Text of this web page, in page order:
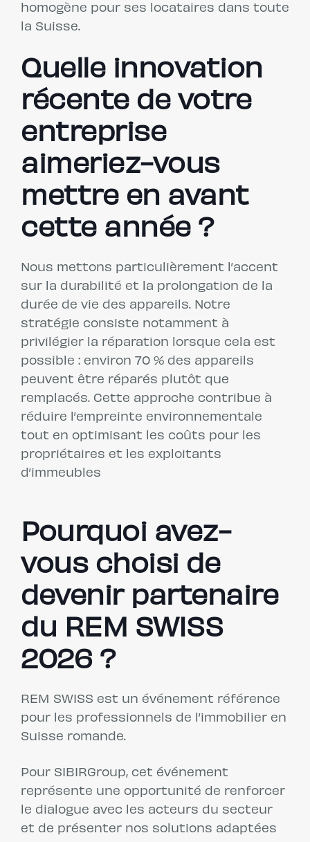
homogène pour ses locataires dans toute
la Suisse.
Quelle innovation
récente de votre
entreprise
aimeriez-vous
mettre en avant
cette année ?
Nous mettons particulièrement l’accent
sur la durabilité et la prolongation de la
durée de vie des appareils. Notre
stratégie consiste notamment à
privilégier la réparation lorsque cela est
possible : environ 70 % des appareils
peuvent être réparés plutôt que
remplacés. Cette approche contribue à
réduire l’empreinte environnementale
tout en optimisant les coûts pour les
propriétaires et les exploitants
d’immeubles
Pourquoi avez-
vous choisi de
devenir partenaire
du REM SWISS
2026 ?
REM SWISS est un événement référence
pour les professionnels de l’immobilier en
Suisse romande.
Pour SIBIRGroup, cet événement
représente une opportunité de renforcer
le dialogue avec les acteurs du secteur
et de présenter nos solutions adaptées